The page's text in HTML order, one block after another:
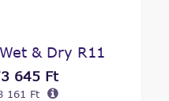
& Dry R11
645 Ft
161 Ft